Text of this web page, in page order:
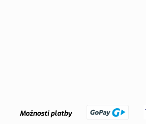
Možnosti platby